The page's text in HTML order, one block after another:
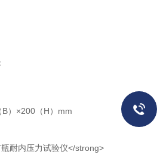
摸屏
）×200（H）mm